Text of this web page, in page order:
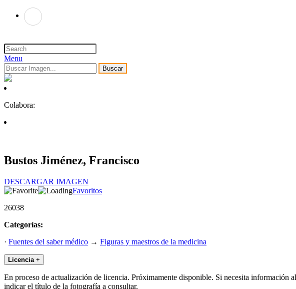
Menu
Buscar
Colabora:
Bustos Jiménez, Francisco
DESCARGAR IMAGEN
Favoritos
26038
Categorías:
· Fuentes del saber médico → Figuras y maestros de la medicina
Licencia +
En proceso de actualización de licencia. Próximamente disponible. Si necesita información
indicar el título de la fotografía a consultar.